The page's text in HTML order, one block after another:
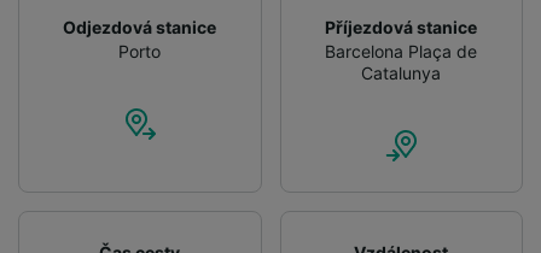
Odjezdová stanice
Porto
Příjezdová stanice
Barcelona Plaça de
Catalunya